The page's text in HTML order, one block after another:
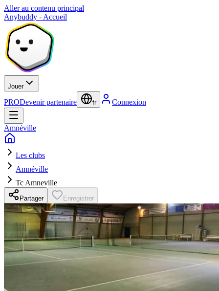
Aller au contenu principal
Anybuddy - Accueil
Jouer
PRODevenir partenaire fr Connexion
Amnéville
Les clubs
Amnéville
Tc Amneville
Partager Enregistrer